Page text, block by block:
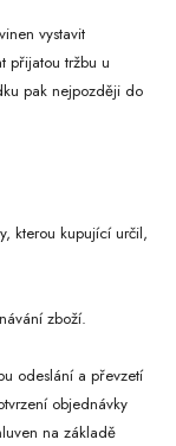
vystavit
přijatou tržbu u
pak nejpozději do
kterou kupující určil,
zboží.
odeslání a převzetí
objednávky
na základě